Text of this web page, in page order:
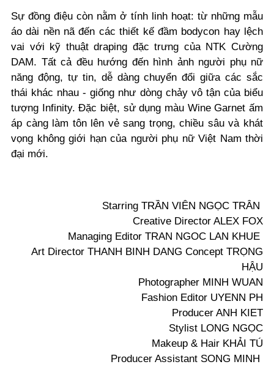
Sự đồng điệu còn nằm ở tính linh hoạt: từ những mẫu
áo dài nền nã đến các thiết kế đầm bodycon hay lệch
vai với kỹ thuật draping đặc trưng của NTK Cường
DAM. Tất cả đều hướng đến hình ảnh người phụ nữ
năng động, tự tin, dễ dàng chuyển đổi giữa các sắc
thái khác nhau - giống như dòng chảy vô tận của biểu
tượng Infinity. Đặc biệt, sử dụng màu Wine Garnet ấm
áp càng làm tôn lên vẻ sang trọng, chiều sâu và khát
vọng không giới hạn của người phụ nữ Việt Nam thời
đại mới.
Starring TRẦN VIÊN NGỌC TRÂN
Creative Director ALEX FOX
Managing Editor TRAN NGOC LAN KHUE
Art Director THANH BINH DANG Concept TRỌNG
HẬU
Photographer MINH WUAN
Fashion Editor UYENN PH
Producer ANH KIET
Stylist LONG NGỌC
Makeup & Hair KHẢI TÚ
Producer Assistant SONG MINH